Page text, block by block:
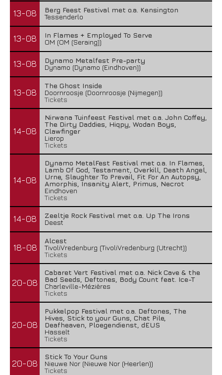
13-08
Berg Feest Festival met o.a. Kensington
Tessenderlo
13-08
In Flames + Employed To Serve
OM (OM (Seraing))
13-08
Dynamo Metalfest Pre-party
Dynamo (Dynamo (Eindhoven))
13-08
The Ghost Inside
Doornroosje (Doornroosje (Nijmegen))
Tickets
14-08
Nirwana Tuinfeest Festival met o.a. John Coffey,
The Dirty Daddies, Hiqpy, Wodan Boys,
Clawfinger
Lierop
Tickets
14-08
Dynamo MetalFest Festival met o.a. In Flames,
Lamb Of God, Testament, Overkill, Death Angel,
Urne, Slaughter To Prevail, Fit For An Autopsy,
Amorphis, Insanity Alert, Primus, Necrot
Eindhoven
Tickets
14-08
Zeeltje Rock Festival met o.a. Up The Irons
Deest
18-08
Alcest
TivoliVredenburg (TivoliVredenburg (Utrecht))
Tickets
20-08
Cabaret Vert Festival met o.a. Nick Cave & the
Bad Seeds, Deftones, Body Count feat. Ice-T
Charleville-Mézières
Tickets
20-08
Pukkelpop Festival met o.a. Deftones, The
Hives, Stick to your Guns, Chat Pile,
Deafheaven, Ploegendienst, dEUS
Hasselt
Tickets
20-08
Stick To Your Guns
Nieuwe Nor (Nieuwe Nor (Heerlen))
Tickets